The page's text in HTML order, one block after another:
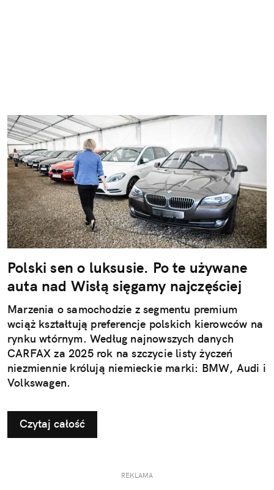
Polski sen o luksusie. Po te używane
auta nad Wisłą sięgamy najczęściej
Marzenia o samochodzie z segmentu premium
wciąż kształtują preferencje polskich kierowców na
rynku wtórnym. Według najnowszych danych
CARFAX za 2025 rok na szczycie listy życzeń
niezmiennie królują niemieckie marki: BMW, Audi i
Volkswagen.
Czytaj całość
REKLAMA